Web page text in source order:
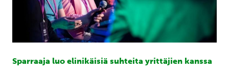
Sparraaja luo elinikäisiä suhteita yrittäjien kanssa